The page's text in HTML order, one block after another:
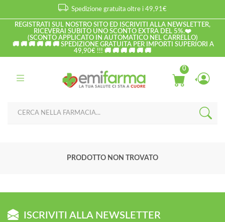
Spedizione gratuita oltre i 49,91€
REGISTRATI SUL NOSTRO SITO ED ISCRIVITI ALLA NEWSLETTER,
RICEVERAI SUBITO UNO SCONTO EXTRA DEL 5%.❤️
(SCONTO APPLICATO IN AUTOMATICO NEL CARRELLO)
🚚 🚚 🚚 🚚 🚚 🚚 SPEDIZIONE GRATUITA PER IMPORTI SUPERIORI A
49,90€ !!! 🚚 🚚 🚚 🚚 🚚 🚚
0
PRODOTTO NON TROVATO
ISCRIVITI ALLA NEWSLETTER